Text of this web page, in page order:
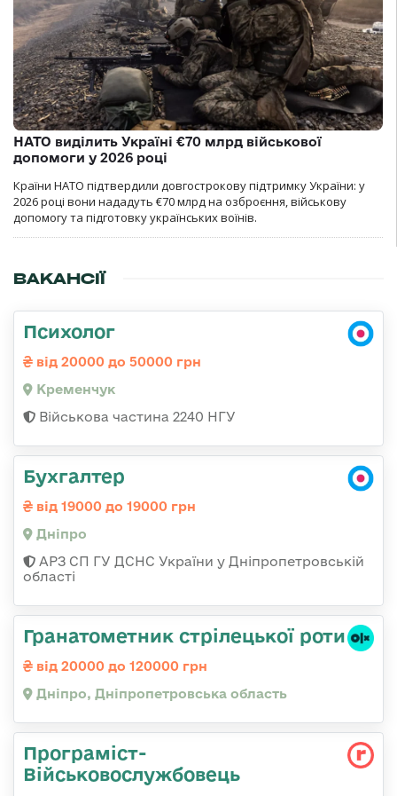
НАТО виділить Україні €70 млрд військової
допомоги у 2026 році
Країни НАТО підтвердили довгострокову підтримку України: у
2026 році вони нададуть €70 млрд на озброєння, військову
допомогу та підготовку українських воїнів.
ВАКАНСІЇ
Психолог
від 20000 до 50000 грн
Кременчук
Військова частина 2240 НГУ
Бухгалтер
від 19000 до 19000 грн
Дніпро
АРЗ СП ГУ ДСНС України у Дніпропетровській
області
Гранатометник стрілецької роти
від 20000 до 120000 грн
Дніпро, Дніпропетровська область
Програміст-
Військовослужбовець